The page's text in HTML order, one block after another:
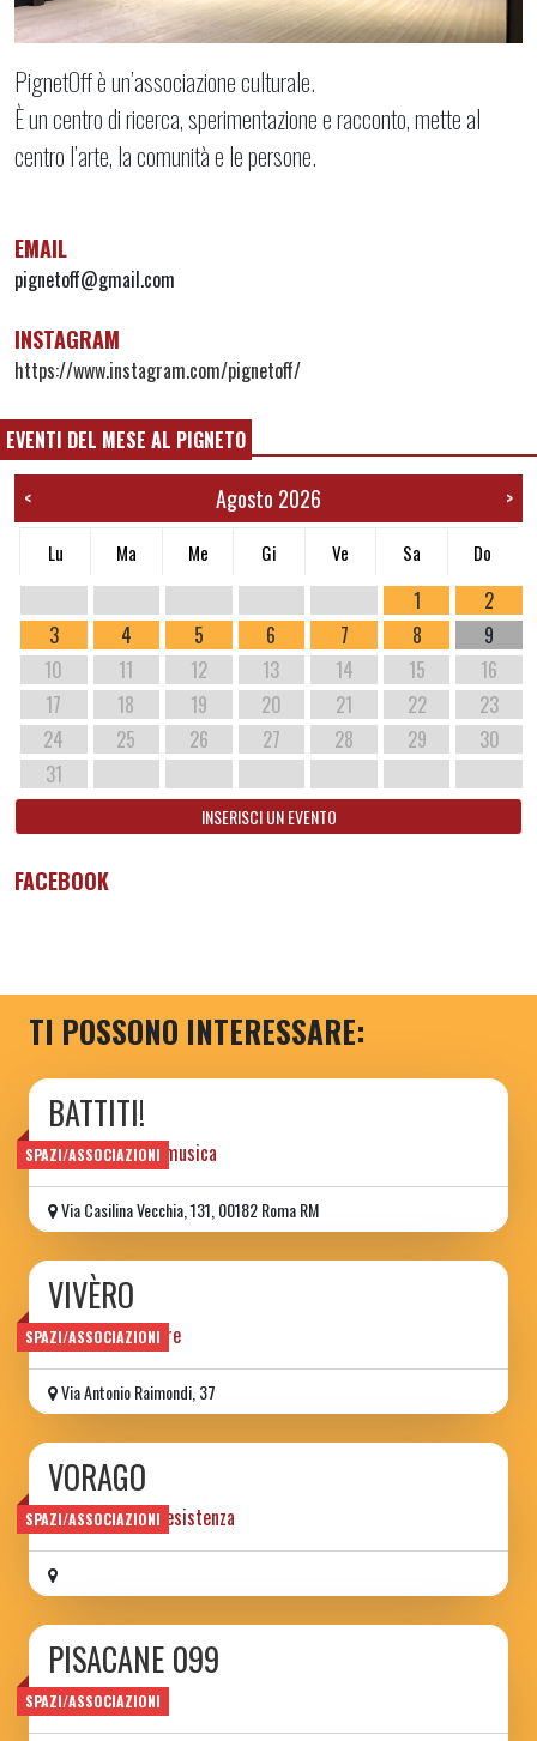
PignetOff è un’associazione culturale.
È un centro di ricerca, sperimentazione e racconto, mette al
centro l’arte, la comunità e le persone.
EMAIL
pignetoff@gmail.com
INSTAGRAM
https://www.instagram.com/pignetoff/
EVENTI DEL MESE AL PIGNETO
< Agosto 2026 >
Lu Ma Me Gi Ve Sa Do
1
2
3
4 5 6 7 8
9
10
11 12 13 14 15
16
17
18 19 20 21 22
23
24
25 26 27 28 29
30
31
INSERISCI UN EVENTO
FACEBOOK
TI POSSONO INTERESSARE:
SPAZI/ASSOCIAZIONI
BATTITI!
nuova scuola di musica
Via Casilina Vecchia, 131, 00182 Roma RM
SPAZI/ASSOCIAZIONI
VIVÈRO
luogo di quartiere
Via Antonio Raimondi, 37
SPAZI/ASSOCIAZIONI
VORAGO
Musica Arte e Resistenza
SPAZI/ASSOCIAZIONI
PISACANE 099
associazione